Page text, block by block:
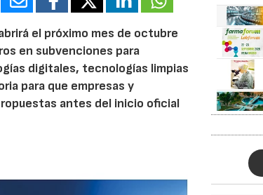
el próximo mes de octubre
en subvenciones para
digitales, tecnologías limpias
para que empresas y
antes del inicio oficial